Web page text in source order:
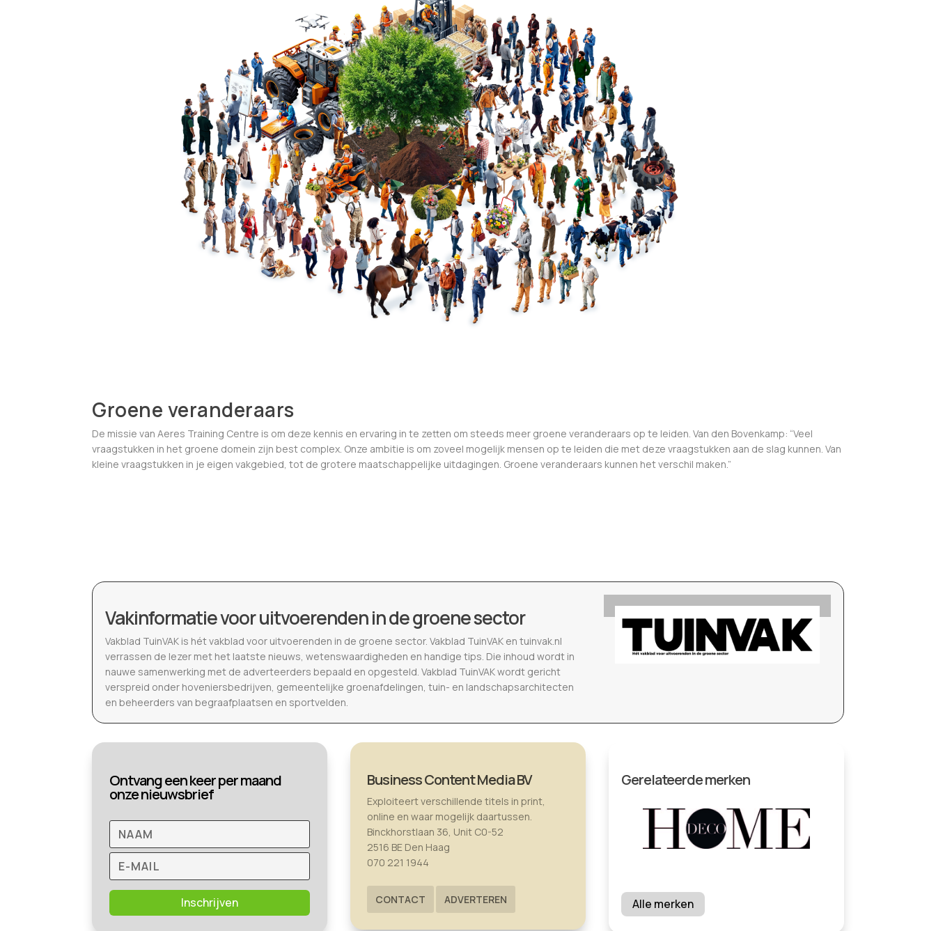
Groene veranderaars
De missie van Aeres Training Centre is om deze kennis en ervaring in te zetten om steeds meer groene veranderaars op te leiden. Van den Bovenkamp: “Veel
vraagstukken in het groene domein zijn best complex. Onze ambitie is om zoveel mogelijk mensen op te leiden die met deze vraagstukken aan de slag kunnen. Van
kleine vraagstukken in je eigen vakgebied, tot de grotere maatschappelijke uitdagingen. Groene veranderaars kunnen het verschil maken.”
Vakinformatie voor uitvoerenden in de groene sector
Vakblad TuinVAK is hét vakblad voor uitvoerenden in de groene sector. Vakblad TuinVAK en tuinvak.nl
verrassen de lezer met het laatste nieuws, wetenswaardigheden en handige tips. Die inhoud wordt in
nauwe samenwerking met de adverteerders bepaald en opgesteld. Vakblad TuinVAK wordt gericht
verspreid onder hoveniersbedrijven, gemeentelijke groenafdelingen, tuin- en landschapsarchitecten
en beheerders van begraafplaatsen en sportvelden.
Ontvang een keer per maand
onze nieuwsbrief
Inschrijven
Business Content Media BV
Exploiteert verschillende titels in print,
online en waar mogelijk daartussen.
Binckhorstlaan 36, Unit C0-52
2516 BE Den Haag
070 221 1944
CONTACT ADVERTEREN
Gerelateerde merken
Alle merken